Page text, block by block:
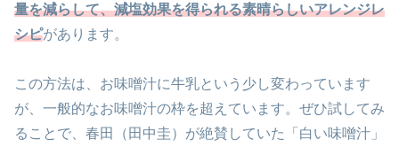
量を減らして、減塩効果を得られる素晴らしいアレンジレ
シピがあります。
この方法は、お味噌汁に牛乳という少し変わっています
が、一般的なお味噌汁の枠を超えています。ぜひ試してみ
ることで、春田（田中圭）が絶賛していた「白い味噌汁」